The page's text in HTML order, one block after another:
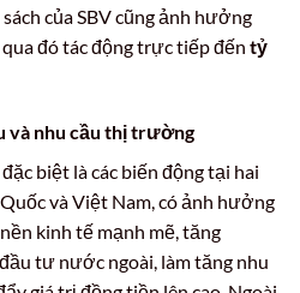
của SBV cũng ảnh hưởng
qua đó tác động trực tiếp đến tỷ
và nhu cầu thị trường
biệt là các biến động tại hai
và Việt Nam, có ảnh hưởng
nền kinh tế mạnh mẽ, tăng
tư nước ngoài, làm tăng nhu